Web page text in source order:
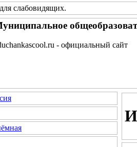
слабовидящих.
- официальный сайт